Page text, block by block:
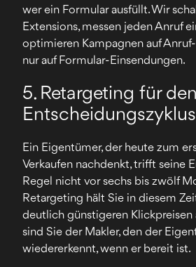
wer ein Formular ausfüllt. Wir
Extensions, messen jeden Anruf
optimieren Kampagnen auf
nur auf Formular-Einsendungen.
5. Retargeting für
Entscheidungszyklus
Ein Eigentümer, der heute zum
Verkaufen nachdenkt, trifft seine
Regel nicht vor sechs bis zwölf
Retargeting hält Sie in diesem
deutlich günstigeren Klickpreisen
sind Sie der Makler, den der
wiedererkennt, wenn er bereit ist.